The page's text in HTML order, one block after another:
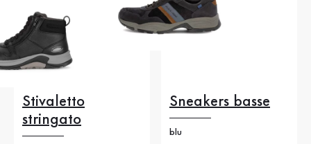
Stivaletto
stringato
Sneakers basse
blu